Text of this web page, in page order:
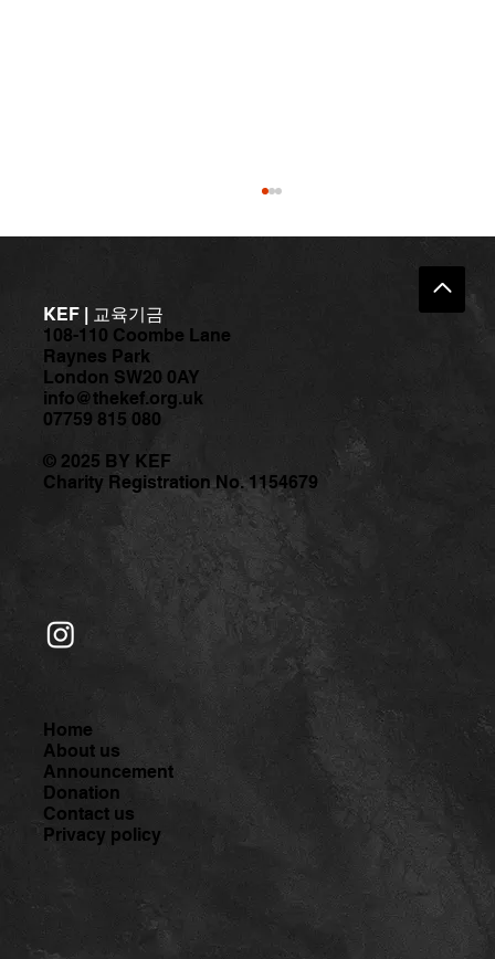
[공지] 몸의 편안함과 움직임의 즐거움을
찾아서 – <시니어 웰빙 무브먼트> 무료 프
로그램 참가자 모집
KEF | 교육기금
108-110 Coombe Lane
Raynes Park
London SW20 0AY
info@thekef.org.uk
07759 815 080
© 2025 BY KEF
Charity Registration No. 1154679
Home
About us
Announcement
Donation
Contact us
Privacy policy